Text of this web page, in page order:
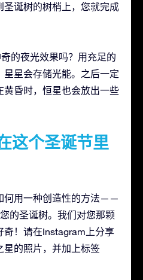
圣诞树的树梢上，您就完成
的夜光效果吗？用充足的
星会存储光能。之后一定
黄昏时，恒星也会放出一些
这个圣诞节里
何用一种创造性的方法——
的圣诞树。我们对您那颗
奇！请在Instagram上分享
星的照片，并加上标签